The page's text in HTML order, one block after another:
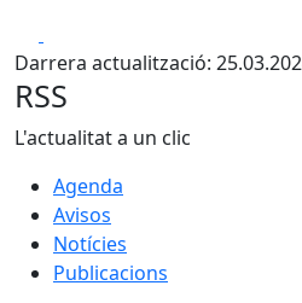
Darrera actualització:
RSS
L'actualitat a un clic
Agenda
Avisos
Notícies
Publicacions